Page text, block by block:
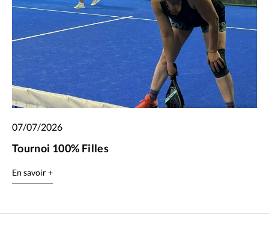
07/07/2026
Tournoi 100% Filles
En savoir +